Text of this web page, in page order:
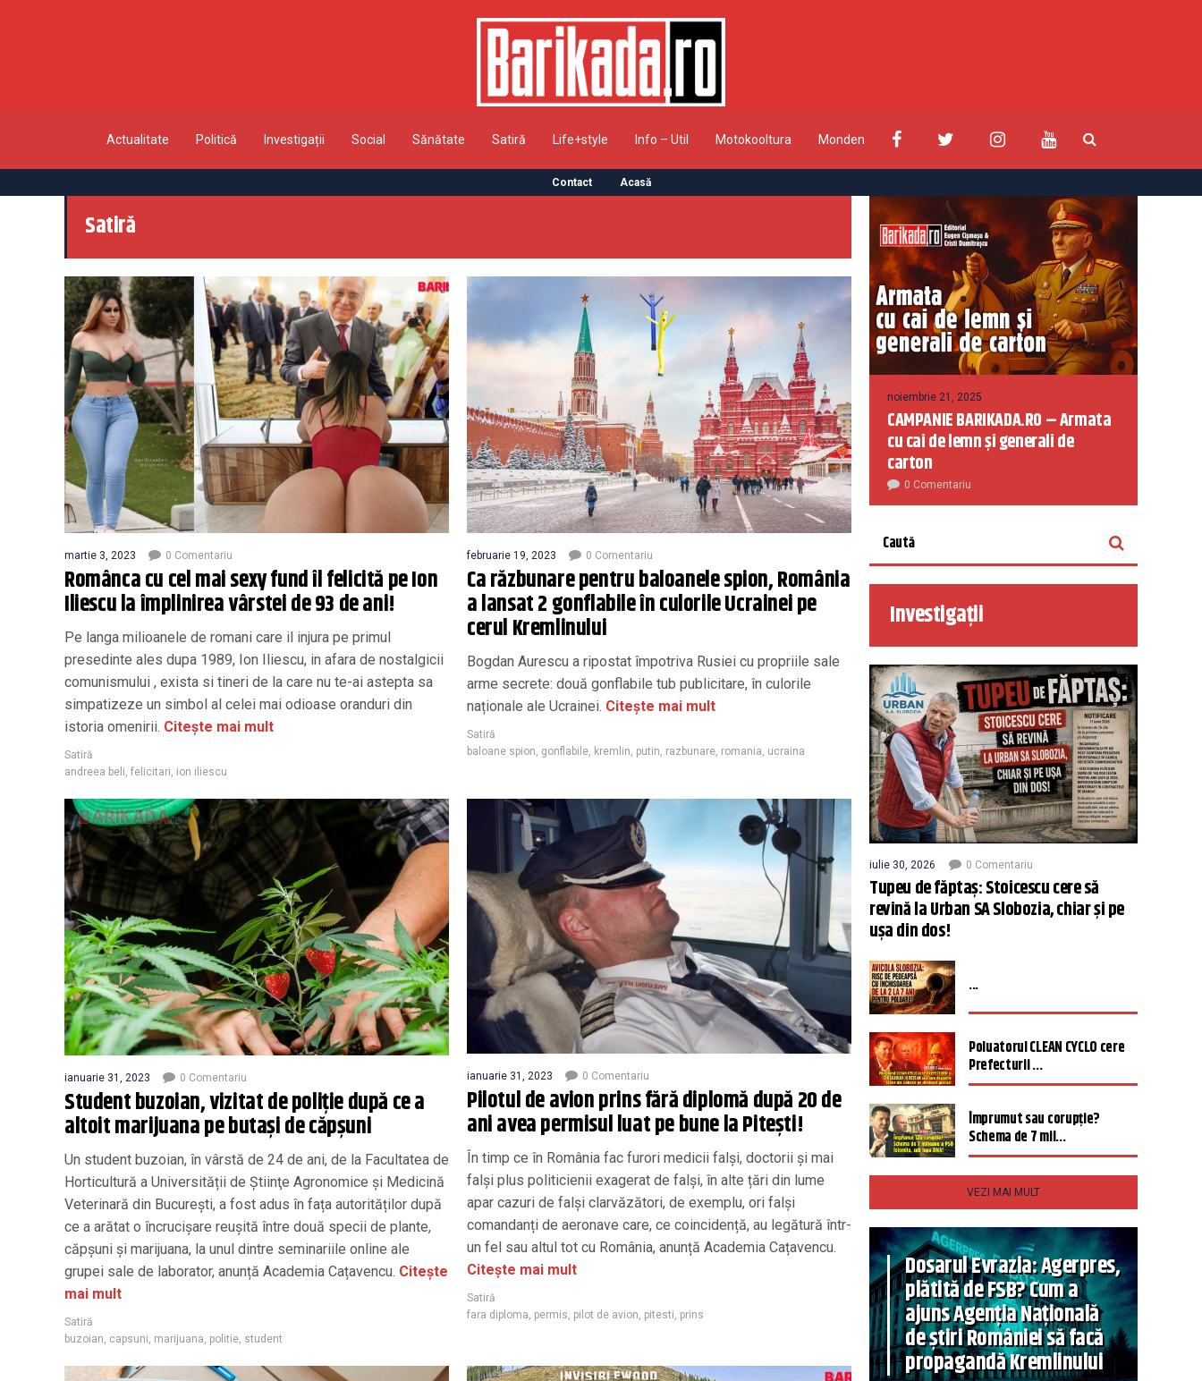
Actualitate Politică Investigații Social Sănătate Satiră Life+style Info – Util Motokooltura Monden
Contact Acasă
Satiră
martie 3, 2023 0 Comentariu
Românca cu cel mai sexy fund îl felicită pe Ion
Iliescu la împlinirea vârstei de 93 de ani!
Pe langa milioanele de romani care il injura pe primul
presedinte ales dupa 1989, Ion Iliescu, in afara de nostalgicii
comunismului , exista si tineri de la care nu te-ai astepta sa
simpatizeze un simbol al celei mai odioase oranduri din
istoria omenirii. Citește mai mult
Satiră
andreea beli felicitari ion iliescu
februarie 19, 2023 0 Comentariu
Ca răzbunare pentru baloanele spion, România
a lansat 2 gonflabile în culorile Ucrainei pe
cerul Kremlinului
Bogdan Aurescu a ripostat împotriva Rusiei cu propriile sale
arme secrete: două gonflabile tub publicitare, în culorile
naționale ale Ucrainei. Citește mai mult
Satiră
baloane spion gonflabile kremlin putin razbunare romania ucraina
ianuarie 31, 2023 0 Comentariu
Student buzoian, vizitat de poliție după ce a
altoit marijuana pe butași de căpșuni
Un student buzoian, în vârstă de 24 de ani, de la Facultatea de
Horticultură a Universității de Știinţe Agronomice şi Medicină
Veterinară din Bucureşti, a fost adus în fața autorităților după
ce a arătat o încrucișare reușită între două specii de plante,
căpșuni și marijuana, la unul dintre seminariile online ale
grupei sale de laborator, anunță Academia Cațavencu. Citește
mai mult
Satiră
buzoian capsuni marijuana politie student
ianuarie 31, 2023 0 Comentariu
Pilotul de avion prins fără diplomă după 20 de
ani avea permisul luat pe bune la Pitești!
În timp ce în România fac furori medicii falși, doctorii și mai
falși plus politicienii exagerat de falși, în alte țări din lume
apar cazuri de falși clarvăzători, de exemplu, ori falși
comandanți de aeronave care, ce coincidență, au legătură într-
un fel sau altul tot cu România, anunță Academia Cațavencu.
Citește mai mult
Satiră
fara diploma permis pilot de avion pitesti prins
noiembrie 21, 2025
CAMPANIE BARIKADA.RO – Armata
cu cai de lemn și generali de
carton
0 Comentariu
Investigații
iulie 30, 2026 0 Comentariu
Tupeu de făptaș: Stoicescu cere să
revină la Urban SA Slobozia, chiar și pe
ușa din dos!
...
Poluatorul CLEAN CYCLO cere
Prefecturii ...
Împrumut sau corupție?
Schema de 7 mil...
VEZI MAI MULT
Dosarul Evrazia: Agerpres,
plătită de FSB? Cum a
ajuns Agenția Națională
de știri României să facă
propagandă Kremlinului